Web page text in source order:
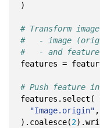
)
# Transform
#   - image
#   - and
features =
# Push feature
"Image.origin" ,
).coalesce(2